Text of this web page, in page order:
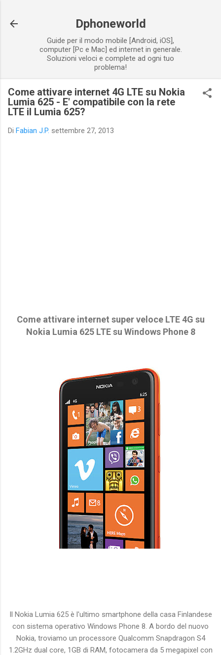
Dphoneworld
Guide per il modo mobile [Android, iOS],
computer [Pc e Mac] ed internet in generale.
Soluzioni veloci e complete ad ogni tuo
problema!
Come attivare internet 4G LTE su Nokia
Lumia 625 - E' compatibile con la rete
LTE il Lumia 625?
Di Fabian J.P. settembre 27, 2013
Come attivare internet super veloce LTE 4G su
Nokia Lumia 625 LTE su Windows Phone 8
Il Nokia Lumia 625 è l'ultimo smartphone della casa Finlandese
con sistema operativo Windows Phone 8. A bordo del nuovo
Nokia, troviamo un processore Qualcomm Snapdragon S4
1.2GHz dual core, 1GB di RAM, fotocamera da 5 megapixel con